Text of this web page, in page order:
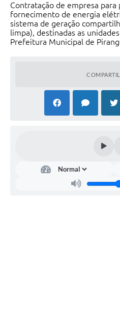
Contratação de empresa para
fornecimento de energia
sistema de geração
limpa), destinadas as
Prefeitura Municipal de